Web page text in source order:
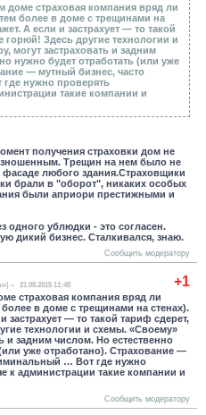
доме страховая компания вряд ли
более в доме с трещинами на
А если и застрахует — то такой
горюй! Здесь другие технологии и
могут застраховать и задним
нужно будет отработать (или уже
— мутный бизнес, часто
нужно проверять
такие компании и
получения страховки дом не
Трещин на нем было не
любого здания.Страховщики
брали в "оборот", никаких особых
были априори престижными и
одного ублюдки - это согласен.
дикий бизнес. Сталкивался, знаю.
Сообщить модератору
+1
21.08.2015 11:48
страховая компания вряд ли
более в доме с трещинами на стенах).
застрахует — то такой тариф сдерет,
технологии и схемы. «Своему»
и задним числом. Но естественно
уже отработано). Страхование —
… Вот где нужно
к администрации такие компании и
Сообщить модератору